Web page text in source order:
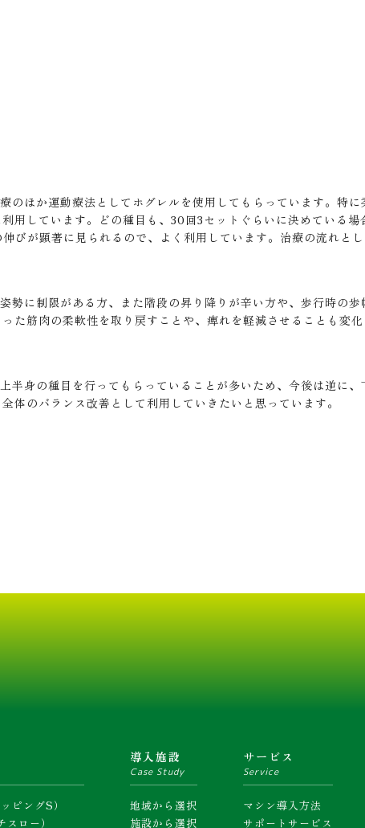
ほか運動療法としてホグレルを使用してもらっています。特
用しています。どの種目も、30回3セットぐらいに決めている場
びが顕著に見られるので、よく利用しています。治療の流れと
に制限がある方、また階段の昇り降りが辛い方や、歩行時の
た筋肉の柔軟性を取り戻すことや、痺れを軽減させることも変
身の種目を行ってもらっていることが多いため、今後は逆に
体のバランス改善として利用していきたいと思っています。
ピングS）
ロー）
導入施設
Case Study
地域から選択
施設から選択
サービス
Service
マシン導入方法
サポートサービス